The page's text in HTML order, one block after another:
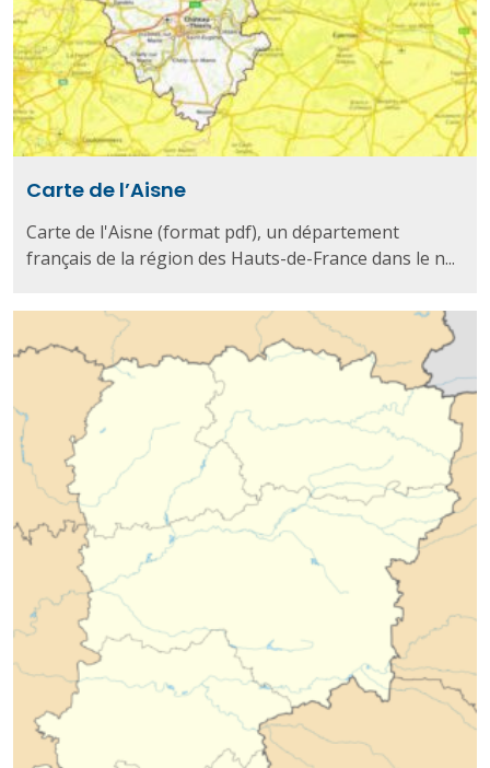
Carte de l’Aisne
Carte de l'Aisne (format pdf), un département
français de la région des Hauts-de-France dans le n...